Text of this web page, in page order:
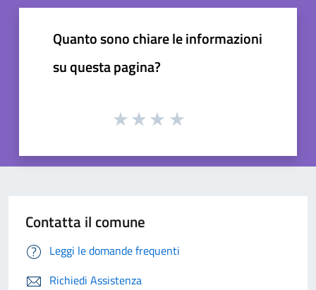
Quanto sono chiare le informazioni
su questa pagina?
Contatta il comune
Leggi le domande frequenti
Richiedi Assistenza